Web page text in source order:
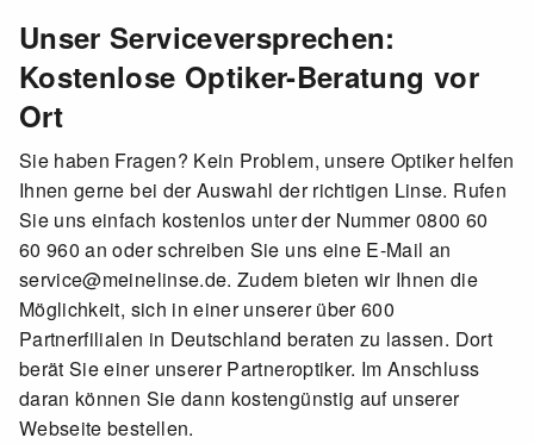
Unser Serviceversprechen:
Kostenlose Optiker-Beratung vor
Ort
Sie haben Fragen? Kein Problem, unsere Optiker helfen
Ihnen gerne bei der Auswahl der richtigen Linse. Rufen
Sie uns einfach kostenlos unter der Nummer 0800 60
60 960 an oder schreiben Sie uns eine E-Mail an
service@meinelinse.de. Zudem bieten wir Ihnen die
Möglichkeit, sich in einer unserer über 600
Partnerfilialen in Deutschland beraten zu lassen. Dort
berät Sie einer unserer Partneroptiker. Im Anschluss
daran können Sie dann kostengünstig auf unserer
Webseite bestellen.